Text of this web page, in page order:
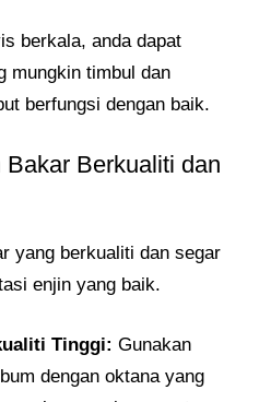
berkala, anda dapat
mungkin timbul dan
berfungsi dengan baik.
Berkualiti dan
yang berkualiti dan segar
enjin yang baik.
Tinggi: Gunakan
dengan oktana yang